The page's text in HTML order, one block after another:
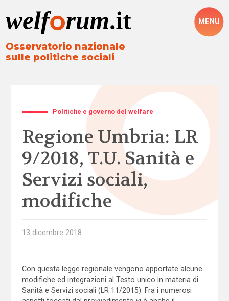
Osservatorio nazionale
sulle politiche sociali
MENU
Politiche e governo del welfare
Regione Umbria: LR
9/2018, T.U. Sanità e
Servizi sociali,
modifiche
13 dicembre 2018
Con questa legge regionale vengono apportate alcune
modifiche ed integrazioni al Testo unico in materia di
Sanità e Servizi sociali (LR 11/2015). Fra i numerosi